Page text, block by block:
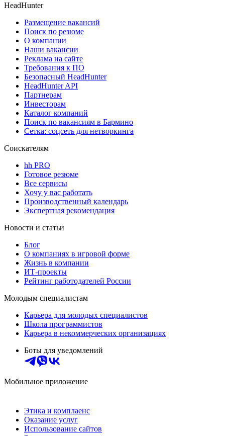
HeadHunter
Размещение вакансий
Поиск по резюме
О компании
Наши вакансии
Реклама на сайте
Требования к ПО
Безопасный HeadHunter
HeadHunter API
Партнерам
Инвесторам
Каталог компаний
Поиск по вакансиям в Бармино
Сетка: соцсеть для нетворкинга
Соискателям
hh PRO
Готовое резюме
Все сервисы
Хочу у вас работать
Производственный календарь
Экспертная рекомендация
Новости и статьи
Блог
О компаниях в игровой форме
Жизнь в компании
ИТ-проекты
Рейтинг работодателей России
Молодым специалистам
Карьера для молодых специалистов
Школа программистов
Карьера в некоммерческих организациях
Боты для уведомлений
Мобильное приложение
Этика и комплаенс
Оказание услуг
Использование сайтов